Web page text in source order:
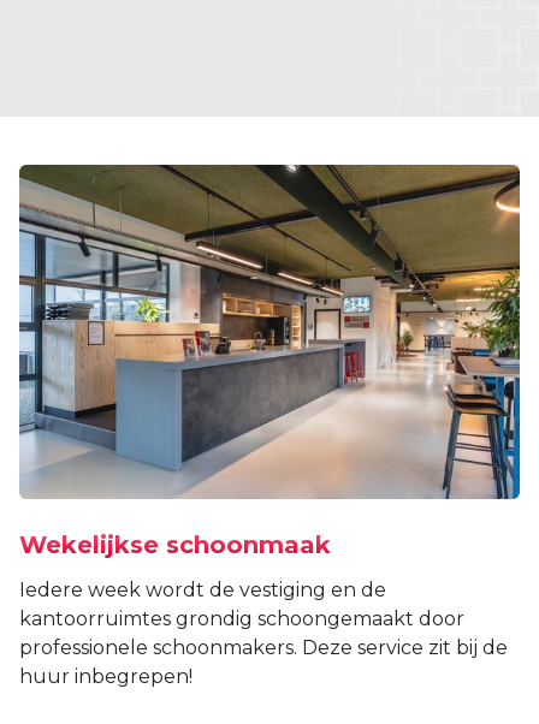
Wekelijkse schoonmaak
Iedere week wordt de vestiging en de
kantoorruimtes grondig schoongemaakt door
professionele schoonmakers. Deze service zit bij de
huur inbegrepen!